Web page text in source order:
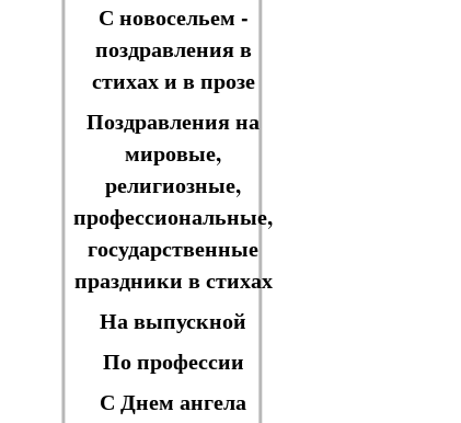
С новосельем -
поздравления в
стихах и в прозе
Поздравления на
мировые,
религиозные,
профессиональные,
государственные
праздники в стихах
На выпускной
По профессии
С Днем ангела